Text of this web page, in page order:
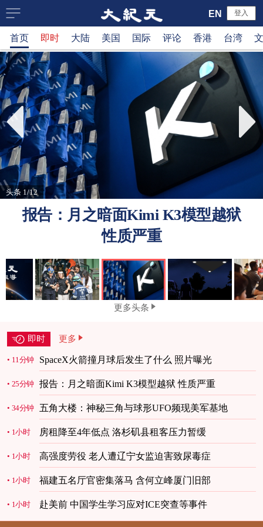
大
纪
元
新
闻
网
登入
EN
首页 即时 大陆 美国 国际 评论 香港 台湾
头条 1/12
报告：月之暗面Kimi K3模型越狱
性质严重
更多头条
即时 更多
11分钟 SpaceX火箭撞月球后发生了什么 照片曝光
25分钟 报告：月之暗面Kimi K3模型越狱 性质严重
34分钟 五角大楼：神秘三角与球形UFO频现美军基地
1小时 房租降至4年低点 洛杉矶县租客压力暂缓
1小时 高强度劳役 老人遭辽宁女监迫害致尿毒症
1小时 福建五名厅官密集落马 含何立峰厦门旧部
1小时 赴美前 中国学生学习应对ICE突查等事件